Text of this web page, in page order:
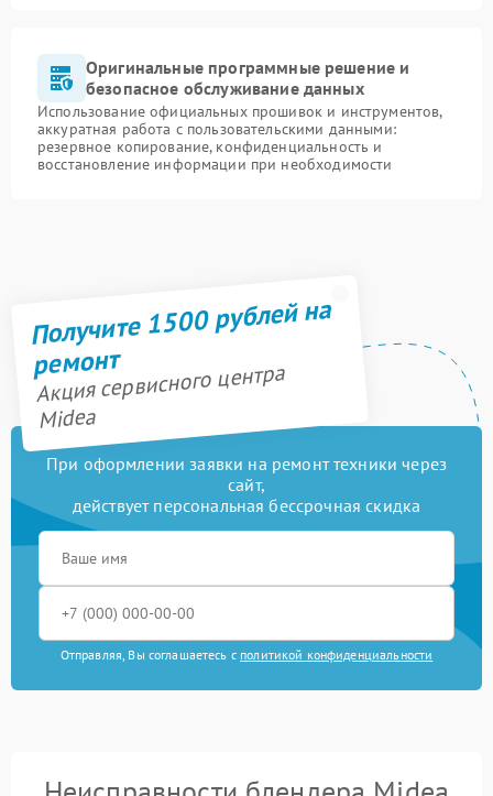
Оригинальные программные решение и
безопасное обслуживание данных
Использование официальных прошивок и инструментов,
аккуратная работа с пользовательскими данными:
резервное копирование, конфиденциальность и
восстановление информации при необходимости
Получите 1500 рублей на
ремонт
Акция сервисного центра
Midea
При оформлении заявки на ремонт техники через
сайт,
действует персональная бессрочная скидка
Отправляя, Вы соглашаетесь с политикой конфиденциальности